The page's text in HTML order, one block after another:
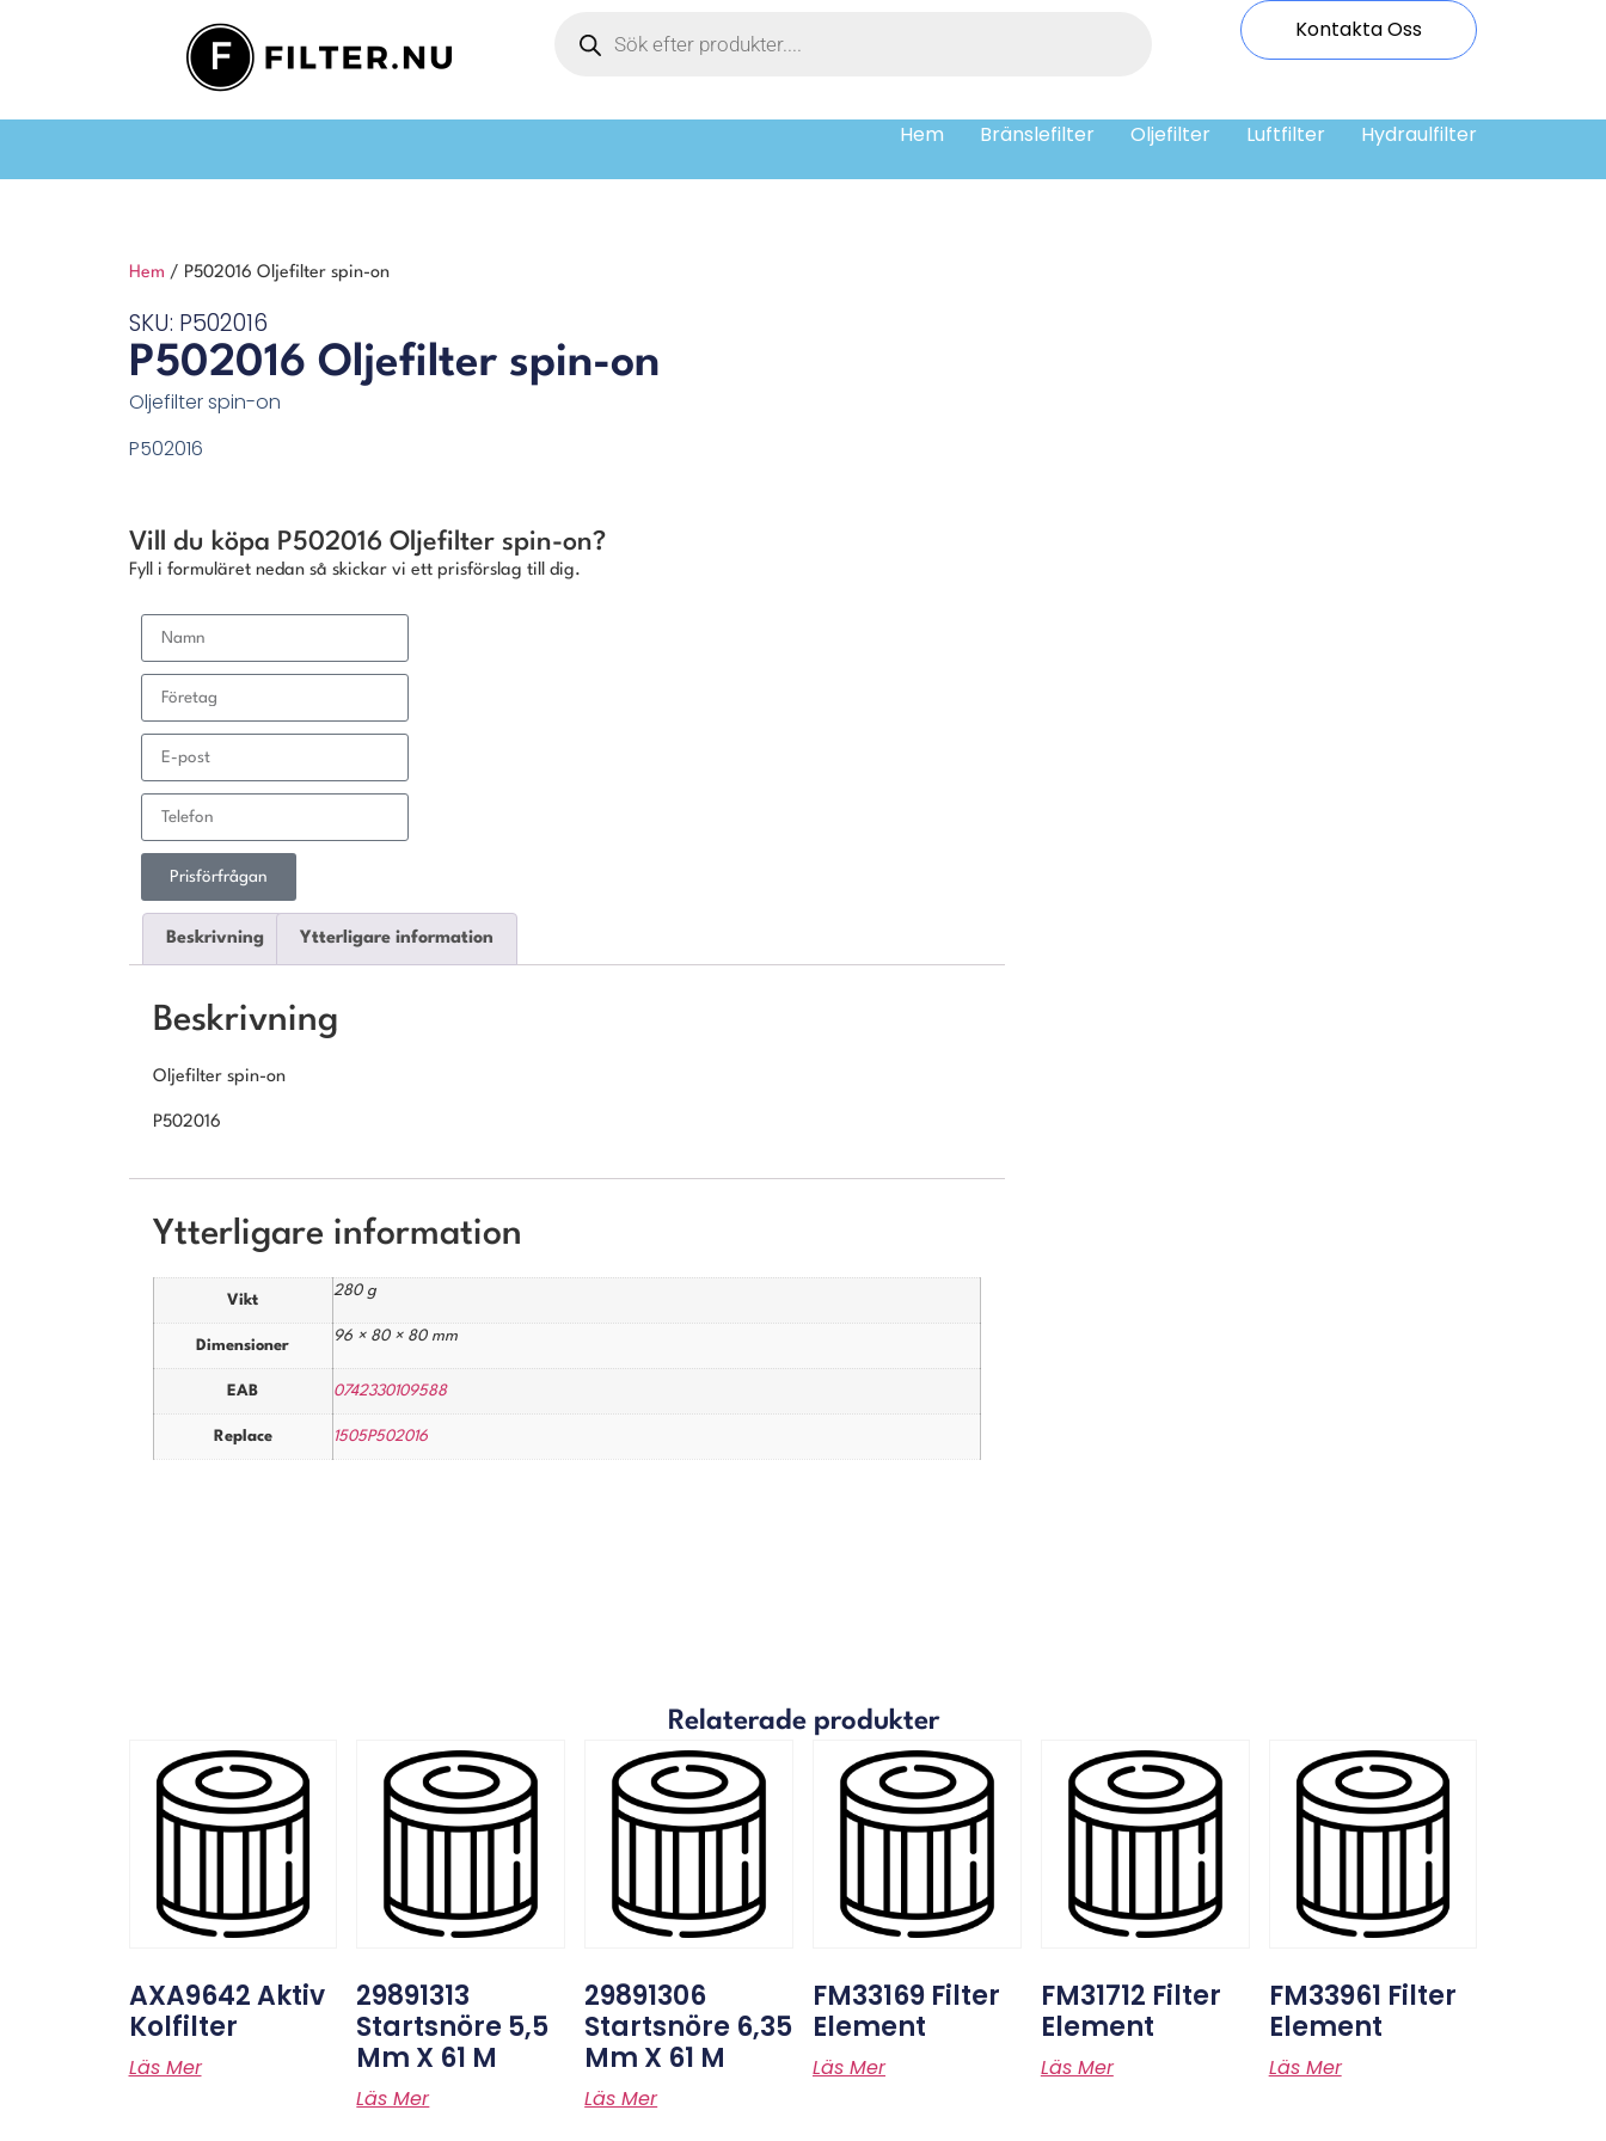
Kontakta Oss
Hem Bränslefilter Oljefilter Luftfilter Hydraulfilter
Hem / P502016 Oljefilter spin-on
SKU: P502016
P502016 Oljefilter spin-on
Oljefilter spin-on
P502016
Vill du köpa P502016 Oljefilter spin-on?
Fyll i formuläret nedan så skickar vi ett prisförslag till dig.
Prisförfrågan
Beskrivning Ytterligare information
Beskrivning
Oljefilter spin-on
P502016
Ytterligare information
Vikt
280 g
Dimensioner
96 × 80 × 80 mm
EAB 0742330109588
Replace 1505P502016
Relaterade produkter
AXA9642 Aktiv
Kolfilter
Läs Mer
29891313
Startsnöre 5,5
Mm X 61 M
Läs Mer
29891306
Startsnöre 6,35
Mm X 61 M
Läs Mer
FM33169 Filter
Element
Läs Mer
FM31712 Filter
Element
Läs Mer
FM33961 Filter
Element
Läs Mer